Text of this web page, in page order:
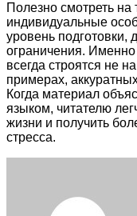
Полезно смотреть
индивидуальные
уровень
ограничения.
всегда строятся не
примерах,
Когда материал
языком, читателю
жизни и получить
стресса.